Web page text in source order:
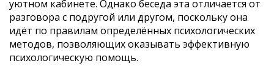
уютном кабинете. Однако беседа эта отличается от
разговора с подругой или другом, поскольку она
идёт по правилам определённых психологических
методов, позволяющих оказывать эффективную
психологическую помощь.